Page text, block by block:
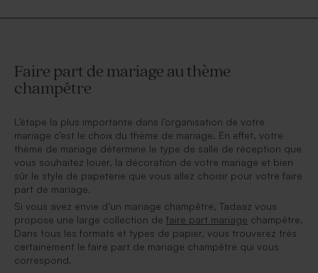
Faire part de mariage au thème
champêtre
L’étape la plus importante dans l’organisation de votre
mariage c’est le choix du thème de mariage. En effet, votre
thème de mariage détermine le type de salle de réception que
vous souhaitez louer, la décoration de votre mariage et bien
sûr le style de papeterie que vous allez choisir pour votre faire
part de mariage.
Si vous avez envie d’un mariage champêtre, Tadaaz vous
propose une large collection de faire part mariage champêtre.
Dans tous les formats et types de papier, vous trouverez très
certainement le faire part de mariage champêtre qui vous
correspond.